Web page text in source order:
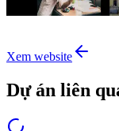
Xem website
Dự án liên